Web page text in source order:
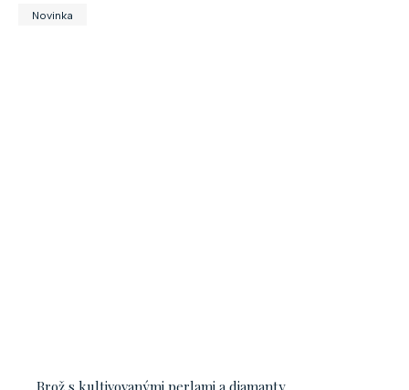
Novinka
Brož s kultivovanými perlami a diamanty